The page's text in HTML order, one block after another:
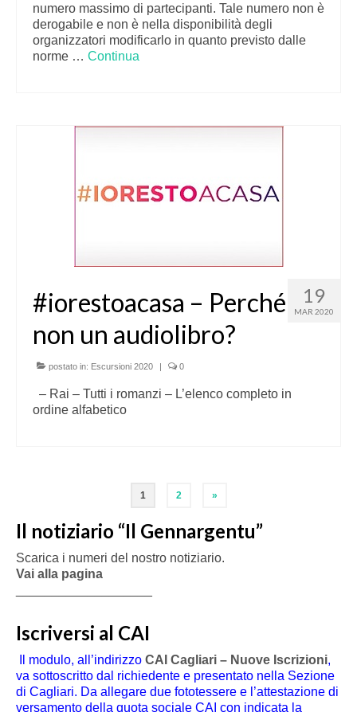
numero massimo di partecipanti. Tale numero non è
derogabile e non è nella disponibilità degli
organizzatori modificarlo in quanto previsto dalle
norme … Continua
19
MAR 2020
#iorestoacasa – Perché
non un audiolibro?
postato in: Escursioni 2020 | 0
– Rai – Tutti i romanzi – L’elenco completo in
ordine alfabetico
Paginazione
degli
articoli
1 2 »
Il notiziario “Il Gennargentu”
Scarica i numeri del nostro notiziario.
Vai alla pagina
Iscriversi al CAI
Il modulo, all’indirizzo CAI Cagliari – Nuove Iscrizioni,
va sottoscritto dal richiedente e presentato nella Sezione
di Cagliari. Da allegare due fototessere e l’attestazione di
versamento della quota sociale CAI con indicata la